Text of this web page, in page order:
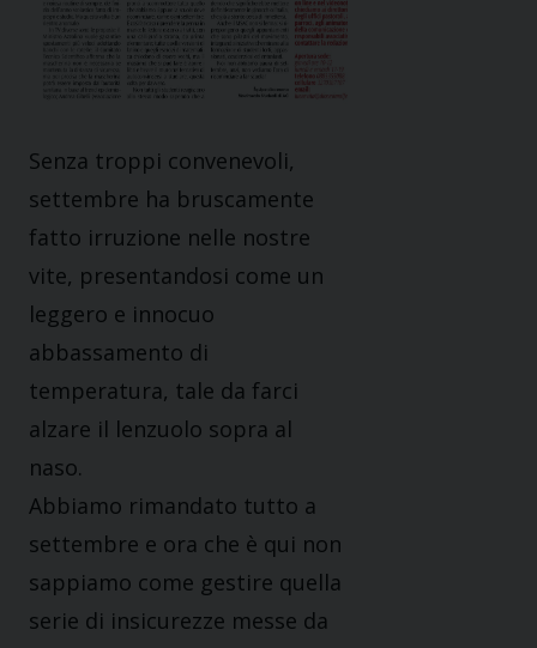
Senza troppi convenevoli,
settembre ha bruscamente
fatto irruzione nelle nostre
vite, presentandosi come un
leggero e innocuo
abbassamento di
temperatura, tale da farci
alzare il lenzuolo sopra al
naso.
Abbiamo rimandato tutto a
settembre e ora che è qui non
sappiamo come gestire quella
serie di insicurezze messe da